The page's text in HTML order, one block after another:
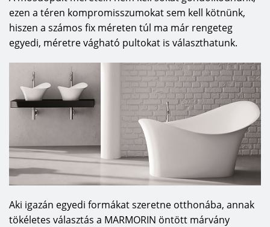
ezen a téren kompromisszumokat sem kell kötnünk,
hiszen a számos fix méreten túl ma már rengeteg
egyedi, méretre vágható pultokat is választhatunk.
Aki igazán egyedi formákat szeretne otthonába, annak
tökéletes választás a MARMORIN öntött márvány